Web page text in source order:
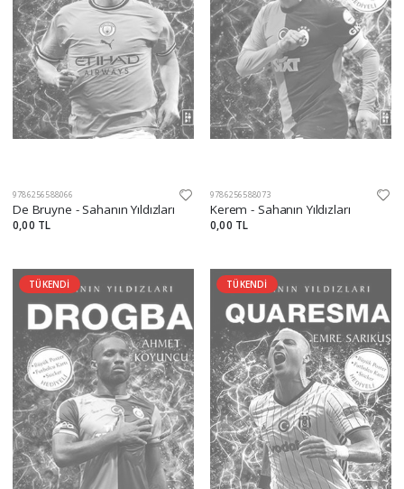
9786256588066
De Bruyne - Sahanın Yıldızları
0,00 TL
9786256588073
Kerem - Sahanın Yıldızları
0,00 TL
TÜKENDİ TÜKENDİ